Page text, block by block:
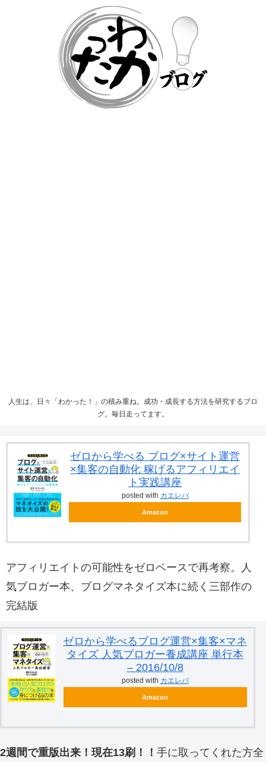
人生は、日々「わかった！」の積み重ね。成功・成長する方法を研究するブロ
グ。毎日走ってます。
ゼロから学べる ブログ×サイト運営
×集客の自動化 稼げるアフィリエイ
ト実践講座
posted with カエレバ
Amazon
アフィリエイトの可能性をゼロベースで再考察。人
気ブロガー本、ブログマネタイズ本に続く三部作の
完結版
ゼロから学べるブログ運営×集客×マネ
タイズ 人気ブロガー養成講座 単行本
– 2016/10/8
posted with カエレバ
Amazon
2週間で重版出来！現在13刷！！ 手に取ってくれた方全